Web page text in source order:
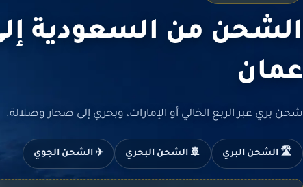
الشحن من السعودية
عمان
شحن بري عبر الربع الخالي أو الإمارات، وبحري إلى صحار وصلالة.
🛣️ الشحن البري 🚢 الشحن البحري ✈️ الشحن الجوي